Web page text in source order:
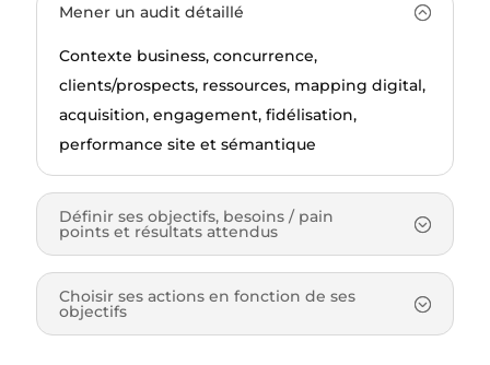
Mener un audit détaillé
Contexte business, concurrence,
clients/prospects, ressources, mapping digital,
acquisition, engagement, fidélisation,
performance site et sémantique
Définir ses objectifs, besoins / pain
points et résultats attendus
Choisir ses actions en fonction de ses
objectifs